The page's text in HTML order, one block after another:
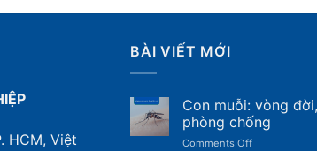
HCM, Việt
BÀI VIẾT MỚI
Con muỗi: vòng
phòng chống
Comments Offon